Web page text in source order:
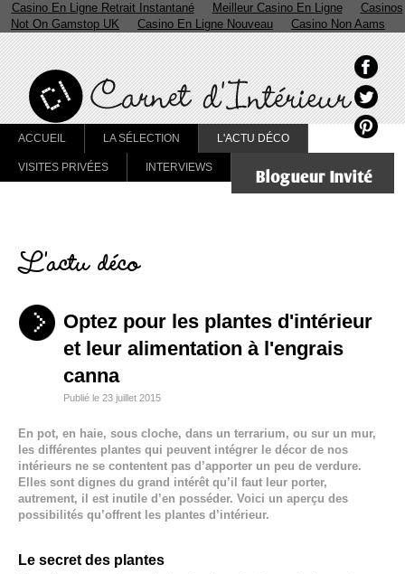
Casino En Ligne Retrait Instantané Meilleur Casino En Ligne
Casinos
Not On Gamstop UK
Casino En Ligne Nouveau Casino Non Aams
ACCUEIL LA SÉLECTION L'ACTU DÉCO
VISITES PRIVÉES INTERVIEWS
L'actu déco
Optez pour les plantes d'intérieur
et leur alimentation à l'engrais
canna
Publié le 23 juillet 2015
En pot, en haie, sous cloche, dans un terrarium, ou sur un mur,
les différentes plantes qui peuvent intégrer le décor de nos
intérieurs ne se contentent pas d’apporter un peu de verdure.
Elles sont dignes du grand intérêt qu’il faut leur porter,
autrement, il est inutile d’en posséder. Voici un aperçu des
possibilités qu’offrent les plantes d’intérieur.
Le secret des plantes